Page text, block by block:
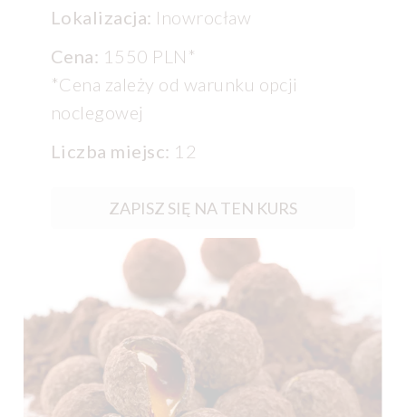
Lokalizacja: Inowrocław
Cena: 1550 PLN *
*Cena zależy od warunku opcji
noclegowej
Liczba miejsc: 12
ZAPISZ SIĘ NA TEN KURS